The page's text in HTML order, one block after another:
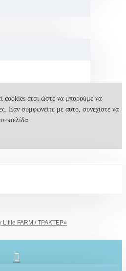
cookies έτσι ώστε να μπορούμε να
Εάν συμφωνείτε με αυτό, συνεχίστε να
Litlle FARM / ΤΡΑΚΤΕΡ»